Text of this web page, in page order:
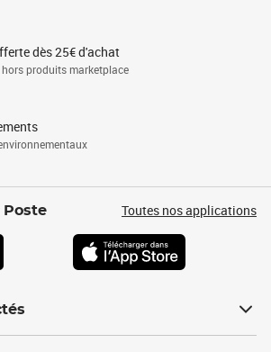
dès 25€ d'achat
produits marketplace
Toutes nos applications